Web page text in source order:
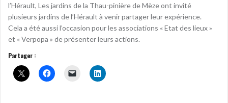
l’Hérault, Les jardins de la Thau-pinière de Mèze ont invité
plusieurs jardins de l’Hérault à venir partager leur expérience.
Cela a été aussi l’occasion pour les associations « Etat des lieux »
et « Verpopa » de présenter leurs actions.
Partager :